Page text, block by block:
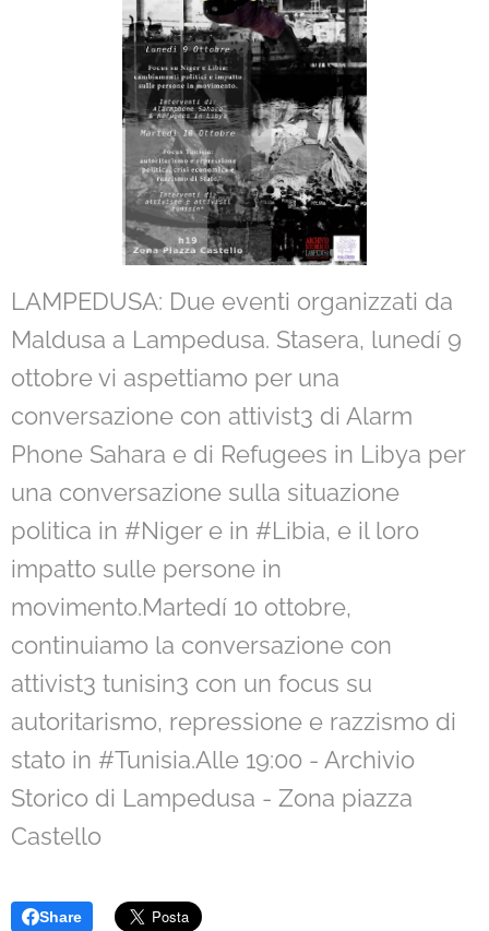
LAMPEDUSA: Due eventi organizzati da
Maldusa a Lampedusa. Stasera, lunedí 9
ottobre vi aspettiamo per una
conversazione con attivist3 di Alarm
Phone Sahara e di Refugees in Libya per
una conversazione sulla situazione
politica in #Niger e in #Libia, e il loro
impatto sulle persone in
movimento.Martedí 10 ottobre,
continuiamo la conversazione con
attivist3 tunisin3 con un focus su
autoritarismo, repressione e razzismo di
stato in #Tunisia.Alle 19:00 - Archivio
Storico di Lampedusa - Zona piazza
Castello
Share